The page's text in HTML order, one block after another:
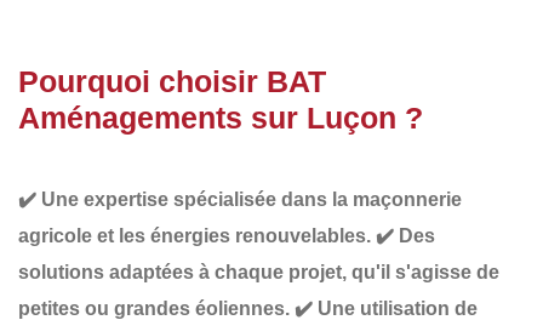
Pourquoi choisir BAT
Aménagements sur Luçon ?
✔️ Une expertise spécialisée dans la maçonnerie
agricole et les énergies renouvelables. ✔️ Des
solutions adaptées à chaque projet, qu'il s'agisse de
petites ou grandes éoliennes. ✔️ Une utilisation de